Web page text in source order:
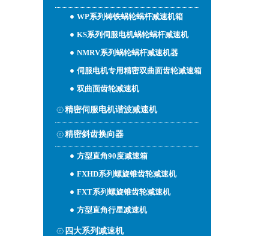
WP系列铸铁蜗轮蜗杆减速机箱
KS系列伺服电机蜗轮蜗杆减速机
NMRV系列蜗轮蜗杆减速机器
伺服电机专用精密双曲面齿轮减速箱
双曲面齿轮减速机
精密伺服电机谐波减速机
精密斜齿换向器
方型直角90度减速箱
FXHD系列螺旋锥齿轮减速机
FXT系列螺旋锥齿轮减速机
方型直角行星减速机
四大系列减速机